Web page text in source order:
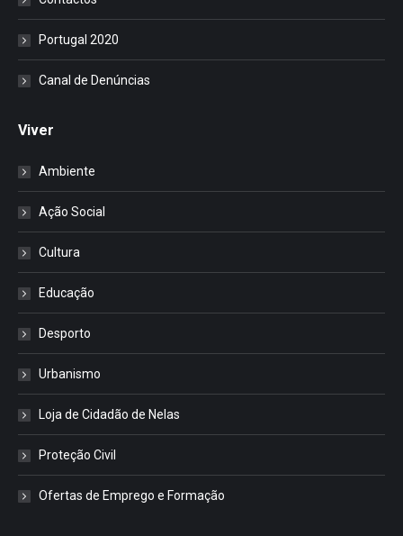
Portugal 2020
Canal de Denúncias
Viver
Ambiente
Ação Social
Cultura
Educação
Desporto
Urbanismo
Loja de Cidadão de Nelas
Proteção Civil
Ofertas de Emprego e Formação